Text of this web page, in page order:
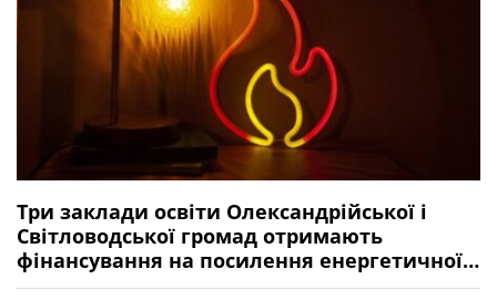
Три заклади освіти Олександрійської і
Світловодської громад отримають
фінансування на посилення енергетичної
стійкості